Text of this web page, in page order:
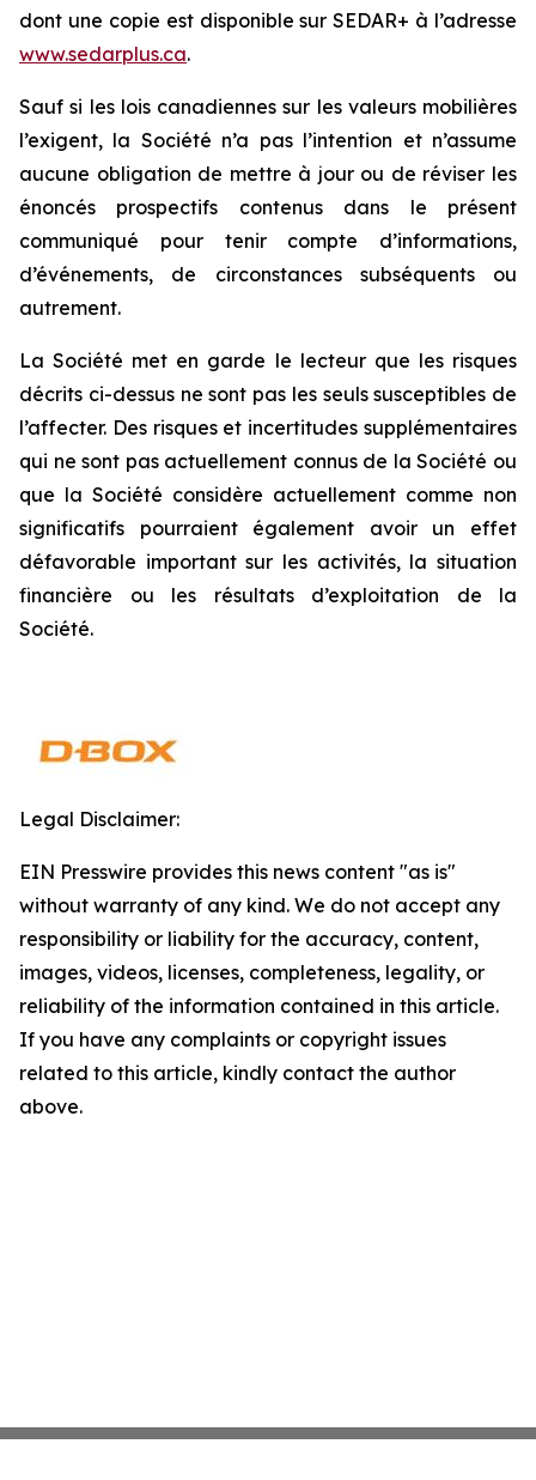
dont une copie est disponible sur SEDAR+ à l’adresse
www.sedarplus.ca.
Sauf si les lois canadiennes sur les valeurs mobilières
l’exigent, la Société n’a pas l’intention et n’assume
aucune obligation de mettre à jour ou de réviser les
énoncés prospectifs contenus dans le présent
communiqué pour tenir compte d’informations,
d’événements, de circonstances subséquents ou
autrement.
La Société met en garde le lecteur que les risques
décrits ci-dessus ne sont pas les seuls susceptibles de
l’affecter. Des risques et incertitudes supplémentaires
qui ne sont pas actuellement connus de la Société ou
que la Société considère actuellement comme non
significatifs pourraient également avoir un effet
défavorable important sur les activités, la situation
financière ou les résultats d’exploitation de la
Société.
Legal Disclaimer:
EIN Presswire provides this news content "as is"
without warranty of any kind. We do not accept any
responsibility or liability for the accuracy, content,
images, videos, licenses, completeness, legality, or
reliability of the information contained in this article.
If you have any complaints or copyright issues
related to this article, kindly contact the author
above.